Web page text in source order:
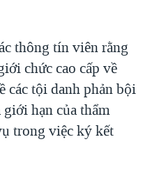
'BÊN THẮNG CUỘC'
thông tín viên rằng
chức cao cấp về
các tội danh phản bội
hạn của thẩm
trong việc ký kết